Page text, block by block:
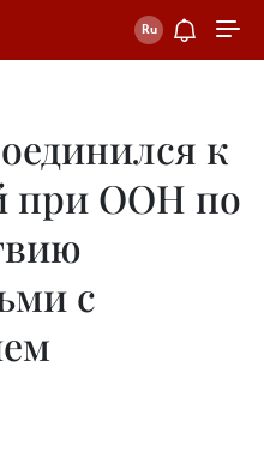
к
при ООН по
с